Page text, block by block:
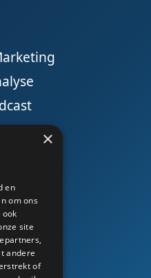
×
en
om ons
site
andere
of